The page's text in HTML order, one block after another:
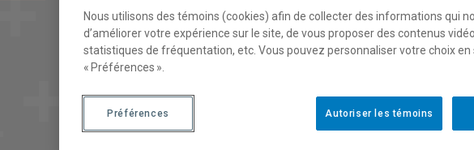
Description Horaire - Été 2026
Nous utilisons des témoins (cookies) afin de collecter des informations qui
d’améliorer votre expérience sur le site, de vous proposer des contenus
statistiques de fréquentation, etc. Vous pouvez personnaliser votre choix
« Préférences ».
Autoriser les témoins
Préférences